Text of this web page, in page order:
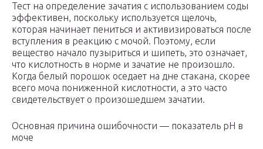
Тест на определение зачатия с использованием соды
эффективен, поскольку используется щелочь,
которая начинает пениться и активизироваться после
вступления в реакцию с мочой. Поэтому, если
вещество начало пузыриться и шипеть, это означает,
что кислотность в норме и зачатие не произошло.
Когда белый порошок оседает на дне стакана, скорее
всего моча пониженной кислотности, а это часто
свидетельствует о произошедшем зачатии.
Основная причина ошибочности — показатель pH в
моче